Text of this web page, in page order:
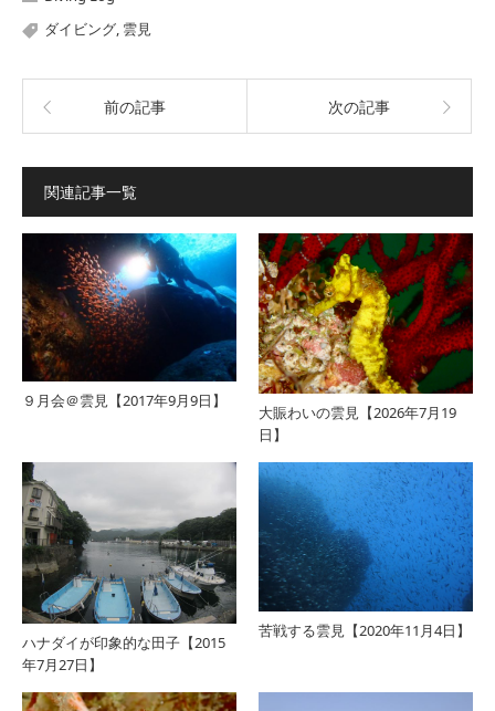
ダイビング, 雲見
前の記事 次の記事
関連記事一覧
９月会＠雲見【2017年9月9日】
大賑わいの雲見【2026年7月19
日】
ハナダイが印象的な田子【2015
年7月27日】
苦戦する雲見【2020年11月4日】